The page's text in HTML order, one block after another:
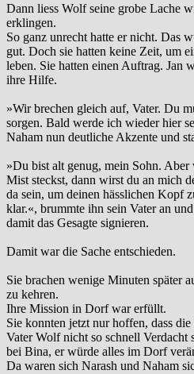
Dann liess Wolf seine grobe Lache
erklingen.
So ganz unrecht hatte er nicht. Das
gut. Doch sie hatten keine Zeit, um
leben. Sie hatten einen Auftrag. Jan
ihre Hilfe.
»Wir brechen gleich auf, Vater. Du
sorgen. Bald werde ich wieder hier
Naham nun deutliche Akzente und
»Du bist alt genug, mein Sohn.
Mist steckst, dann wirst du an mich
da sein, um deinen hässlichen Kopf
klar.«, brummte ihn sein Vater an
damit das Gesagte signieren.
Damit war die Sache entschieden.
Sie brachen wenige Minuten später
zu kehren.
Ihre Mission in Dorf war erfüllt.
Sie konnten jetzt nur hoffen, dass
Vater Wolf nicht so schnell
bei Bina, er würde alles im Dorf
Da waren sich Narash und Naham